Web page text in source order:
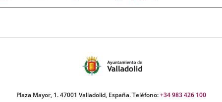
Plaza Mayor, 1. 47001 Valladolid, España. Teléfono:+34 983 426 100